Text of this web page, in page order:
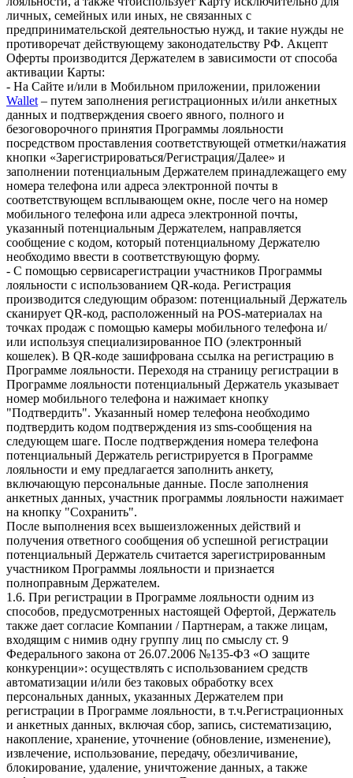
личных, семейных или иных, не связанных с
предпринимательской деятельностью нужд, и такие нужды не
противоречат действующему законодательству РФ. Акцепт
Оферты производится Держателем в зависимости от способа
активации Карты:
- На Сайте и/или в Мобильном приложении, приложении
Wallet – путем заполнения регистрационных и/или анкетных
данных и подтверждения своего явного, полного и
безоговорочного принятия Программы лояльности
посредством проставления соответствующей отметки/нажатия
кнопки «Зарегистрироваться/Регистрация/Далее» и
заполнении потенциальным Держателем принадлежащего ему
номера телефона или адреса электронной почты в
соответствующем всплывающем окне, после чего на номер
мобильного телефона или адреса электронной почты,
указанный потенциальным Держателем, направляется
сообщение с кодом, который потенциальному Держателю
необходимо ввести в соответствующую форму.
- С помощью сервисарегистрации участников Программы
лояльности с использованием QR-кода. Регистрация
производится следующим образом: потенциальный Держатель
сканирует QR-код, расположенный на POS-материалах на
точках продаж с помощью камеры мобильного телефона и/
или используя специализированное ПО (электронный
кошелек). В QR-коде зашифрована ссылка на регистрацию в
Программе лояльности. Переходя на страницу регистрации в
Программе лояльности потенциальный Держатель указывает
номер мобильного телефона и нажимает кнопку
"Подтвердить". Указанный номер телефона необходимо
подтвердить кодом подтверждения из sms-сообщения на
следующем шаге. После подтверждения номера телефона
потенциальный Держатель регистрируется в Программе
лояльности и ему предлагается заполнить анкету,
включающую персональные данные. После заполнения
анкетных данных, участник программы лояльности нажимает
на кнопку "Сохранить".
После выполнения всех вышеизложенных действий и
получения ответного сообщения об успешной регистрации
потенциальный Держатель считается зарегистрированным
участником Программы лояльности и признается
полноправным Держателем.
1.6. При регистрации в Программе лояльности одним из
способов, предусмотренных настоящей Офертой, Держатель
также дает согласие Компании / Партнерам, а также лицам,
входящим с нимив одну группу лиц по смыслу ст. 9
Федерального закона от 26.07.2006 №135-ФЗ «О защите
конкуренции»: осуществлять с использованием средств
автоматизации и/или без таковых обработку всех
персональных данных, указанных Держателем при
регистрации в Программе лояльности, в т.ч.Регистрационных
и анкетных данных, включая сбор, запись, систематизацию,
накопление, хранение, уточнение (обновление, изменение),
извлечение, использование, передачу, обезличивание,
блокирование, удаление, уничтожение данных, а также